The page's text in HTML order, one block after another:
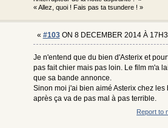
« Allez, quoi ! Fais pas ta tsundere ! »
« #103ON 8 DECEMBER 2014 À
Je n'entend que du bien d'Asterix et
pas fait chier mais pas loin. Le film m'a
que sa bande annonce.
Sinon moi j'ai bien aimé Asterix chez les
après ça va de pas mal à pas terrible.
Report to